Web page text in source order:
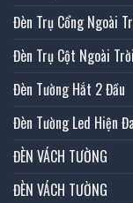
Đèn Trụ Cổng Ngoài
Đèn Trụ Cột Ngoài Trời
Đèn Tường Hắt 2 Đầu
Đèn Tường Led Hiện
ĐÈN VÁCH TƯỜNG
ĐÈN VÁCH TƯỜNG